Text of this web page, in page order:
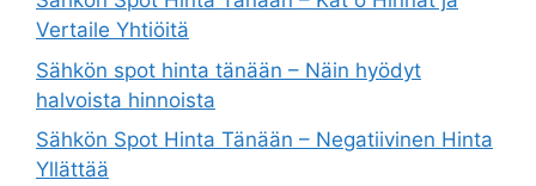
Vertaile Yhtiöitä
Sähkön spot hinta tänään – Näin hyödyt
halvoista hinnoista
Sähkön Spot Hinta Tänään – Negatiivinen Hinta
Yllättää